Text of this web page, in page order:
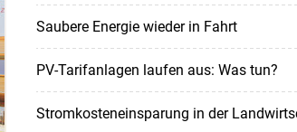
Saubere Energie wieder in Fahrt
PV-Tarifanlagen laufen aus: Was tun?
Stromkosteneinsparung in der